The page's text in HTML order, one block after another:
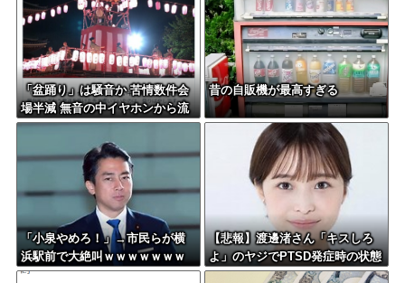
「盆踊り」は騒音か 苦情数件会
場半減 無音の中イヤホンから流
れる曲に合わせ踊るサイレント
昔の自販機が最高すぎる
「小泉やめろ！」→市民らが横
浜駅前で大絶叫ｗｗｗｗｗｗｗ
ｗ
【悲報】渡邊渚さん「キスしろ
よ」のヤジでPTSD発症時の状態
に逆戻り